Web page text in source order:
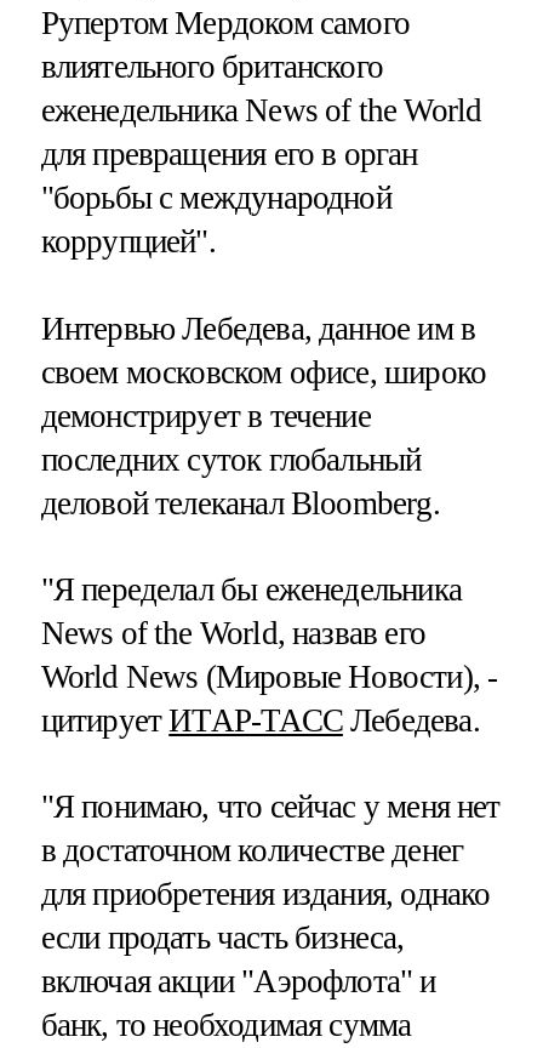
Рупертом Мердоком самого
влиятельного британского
еженедельника News of thе World
для превращения его в орган
"борьбы с международной
коррупцией".
Интервью Лебедева, данное им в
своем московском офисе, широко
демонстрирует в течение
последних суток глобальный
деловой телеканал Bloomberg.
"Я переделал бы еженедельника
News of thе World, назвав его
World News (Мировые Новости), -
цитируетИТАР-ТАССЛебедева.
"Я понимаю, что сейчас у меня нет
в достаточном количестве денег
для приобретения издания, однако
если продать часть бизнеса,
включая акции "Аэрофлота" и
банк, то необходимая сумма